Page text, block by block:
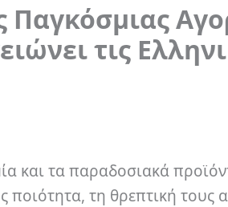
Παγκόσμιας
τις
και τα παραδοσιακά
ποιότητα, τη θρεπτική τους